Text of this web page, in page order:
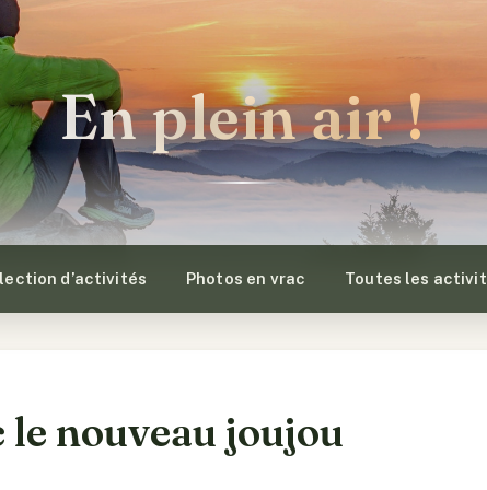
En plein air !
d’activités Photos en vrac Toutes les
le nouveau joujou